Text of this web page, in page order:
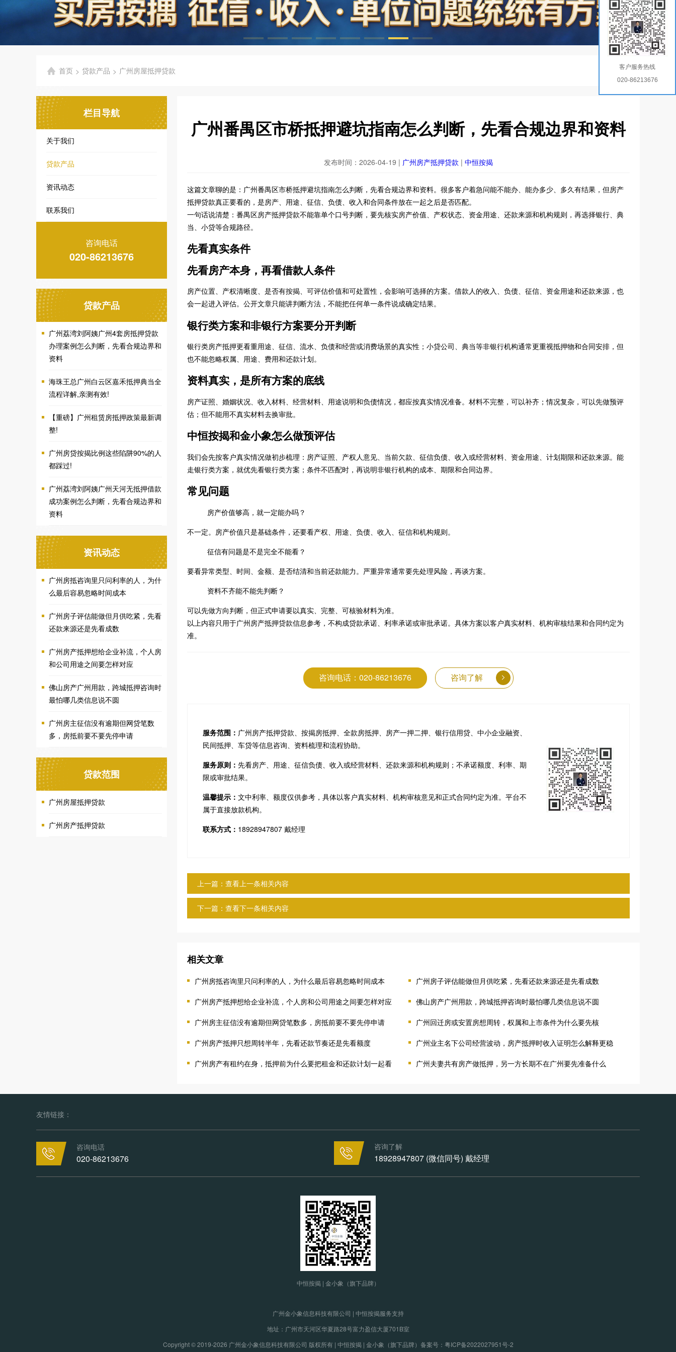
首页 > 贷款产品 > 广州房屋抵押贷款
栏目导航
关于我们
贷款产品
资讯动态
联系我们
咨询电话
020-86213676
贷款产品
广州荔湾刘阿姨广州4套房抵押贷款
办理案例怎么判断，先看合规边界和
资料
海珠王总广州白云区嘉禾抵押典当全
流程详解,亲测有效!
【重磅】广州租赁房抵押政策最新调
整!
广州房贷按揭比例这些陷阱90%的人
都踩过!
广州荔湾刘阿姨广州天河无抵押借款
成功案例怎么判断，先看合规边界和
资料
资讯动态
广州房抵咨询里只问利率的人，为什
么最后容易忽略时间成本
广州房子评估能做但月供吃紧，先看
还款来源还是先看成数
广州房产抵押想给企业补流，个人房
和公司用途之间要怎样对应
佛山房产广州用款，跨城抵押咨询时
最怕哪几类信息说不圆
广州房主征信没有逾期但网贷笔数
多，房抵前要不要先停申请
贷款范围
广州房屋抵押贷款
广州房产抵押贷款
广州番禺区市桥抵押避坑指南怎么判断，先看合规边界和资料
发布时间：2026-04-19 | 广州房产抵押贷款 | 中恒按揭
这篇文章聊的是：广州番禺区市桥抵押避坑指南怎么判断，先看合规边界和资料。很多客户着急问能不能办、能办多少、多久有结果，但房产
抵押贷款真正要看的，是房产、用途、征信、负债、收入和合同条件放在一起之后是否匹配。
一句话说清楚：番禺区房产抵押贷款不能靠单个口号判断，要先核实房产价值、产权状态、资金用途、还款来源和机构规则，再选择银行、典
当、小贷等合规路径。
先看真实条件
先看房产本身，再看借款人条件
房产位置、产权清晰度、是否有按揭、可评估价值和可处置性，会影响可选择的方案。借款人的收入、负债、征信、资金用途和还款来源，也
会一起进入评估。公开文章只能讲判断方法，不能把任何单一条件说成确定结果。
银行类方案和非银行方案要分开判断
银行类房产抵押更看重用途、征信、流水、负债和经营或消费场景的真实性；小贷公司、典当等非银行机构通常更重视抵押物和合同安排，但
也不能忽略权属、用途、费用和还款计划。
资料真实，是所有方案的底线
房产证照、婚姻状况、收入材料、经营材料、用途说明和负债情况，都应按真实情况准备。材料不完整，可以补齐；情况复杂，可以先做预评
估；但不能用不真实材料去换审批。
中恒按揭和金小象怎么做预评估
我们会先按客户真实情况做初步梳理：房产证照、产权人意见、当前欠款、征信负债、收入或经营材料、资金用途、计划期限和还款来源。能
走银行类方案，就优先看银行类方案；条件不匹配时，再说明非银行机构的成本、期限和合同边界。
常见问题
房产价值够高，就一定能办吗？
不一定。房产价值只是基础条件，还要看产权、用途、负债、收入、征信和机构规则。
征信有问题是不是完全不能看？
要看异常类型、时间、金额、是否结清和当前还款能力。严重异常通常要先处理风险，再谈方案。
资料不齐能不能先判断？
可以先做方向判断，但正式申请要以真实、完整、可核验材料为准。
以上内容只用于广州房产抵押贷款信息参考，不构成贷款承诺、利率承诺或审批承诺。具体方案以客户真实材料、机构审核结果和合同约定为
准。
咨询电话：020-86213676 咨询了解
服务范围： 广州房产抵押贷款、按揭房抵押、全款房抵押、房产一押二押、银行信用贷、中小企业融资、
民间抵押、车贷等信息咨询、资料梳理和流程协助。
服务原则： 先看房产、用途、征信负债、收入或经营材料、还款来源和机构规则；不承诺额度、利率、期
限或审批结果。
温馨提示： 文中利率、额度仅供参考，具体以客户真实材料、机构审核意见和正式合同约定为准。平台不
属于直接放款机构。
联系方式： 18928947807 戴经理
上一篇：查看上一条相关内容
下一篇：查看下一条相关内容
相关文章
广州房抵咨询里只问利率的人，为什么最后容易忽略时间成本 广州房子评估能做但月供吃紧，先看还款来源还是先看成数
广州房产抵押想给企业补流，个人房和公司用途之间要怎样对应 佛山房产广州用款，跨城抵押咨询时最怕哪几类信息说不圆
广州房主征信没有逾期但网贷笔数多，房抵前要不要先停申请 广州回迁房或安置房想周转，权属和上市条件为什么要先核
广州房产抵押只想周转半年，先看还款节奏还是先看额度 广州业主名下公司经营波动，房产抵押时收入证明怎么解释更稳
广州房产有租约在身，抵押前为什么要把租金和还款计划一起看 广州夫妻共有房产做抵押，另一方长期不在广州要先准备什么
友情链接：
咨询电话
020-86213676
咨询了解
18928947807 (微信同号) 戴经理
中恒按揭 | 金小象（旗下品牌）
广州金小象信息科技有限公司 | 中恒按揭服务支持
地址：广州市天河区华夏路28号富力盈信大厦701B室
Copyright © 2019-2026 广州金小象信息科技有限公司 版权所有 | 中恒按揭 | 金小象（旗下品牌） 备案号：粤ICP备2022027951号-2
客户服务热线
020-86213676